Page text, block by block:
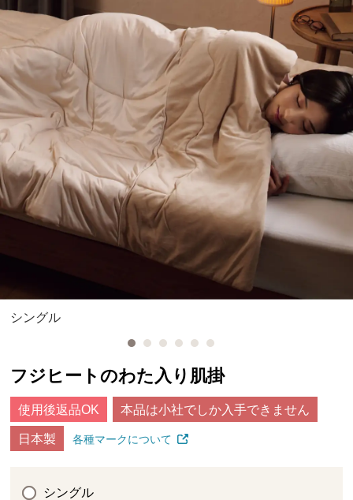
シングル
フジヒートのわた入り肌掛
使用後返品OK 本品は小社でしか入手できません
日本製 各種マークについて
シングル